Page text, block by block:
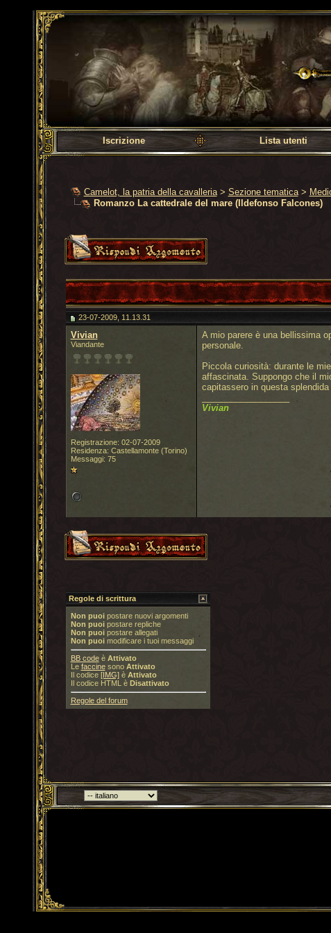
Camelot, la patria della
Iscrizione Lista utenti
Camelot, la patria della cavalleria > Sezione tematica >
Romanzo La cattedrale del mare (Ildefonso Falcones)
23-07-2009, 11.13.31
Vivian
Viandante
Registrazione: 02-07-2009
Residenza: Castellamonte (Torino)
Messaggi: 75
A mio parere è una bellissima
personale.
Piccola curiosità: durante le
affascinata. Suppongo che il
capitassero in questa
Vivian
Regole di scrittura
Non puoipostare nuovi argomenti
Non puoipostare repliche
Non puoipostare allegati
Non puoimodificare i tuoi messaggi
BB codeè Attivato
Le faccinesono Attivato
Il codice [IMG]è Attivato
Il codice HTML è Disattivato
Regole del forum